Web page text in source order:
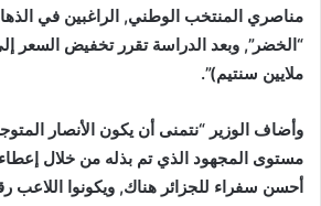
مناصري المنتخب الوطني, الراغبين في
ملايين سنتيم)”.
وأضاف الوزير “نتمنى أن يكون الأنصار
مستوى المجهود الذي تم بذله من خلال